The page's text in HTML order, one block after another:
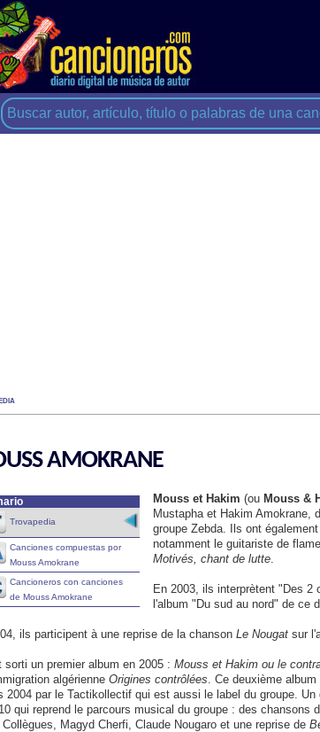
AMOKRANE
Trovapedia
Canciones compuestas por
Mouss Amokrane
Cancioneros con canciones
de Mouss Amokrane
Mouss et Hakim (ou Mouss &
Mustapha et Hakim Amokrane,
groupe Zebda. Ils ont
notamment le guitariste de
Motivés, chant de lutte.
En 2003, ils interprètent "Des 2
l'album "Du sud au nord" de ce
ils participent à une reprise de la chanson Le Nougatsur
sorti un premier album en 2005 : Mouss et Hakim ou le
algérienne Origines contrôlées. Ce deuxième
2004 par le Tactikollectif qui est aussi le label du groupe.
qui reprend le parcours musical du groupe : des chansons
Collègues, Magyd Cherfi, Claude Nougaro et une reprise de